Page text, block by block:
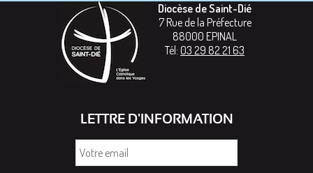
Diocèse de Saint-Dié
7 Rue de la Préfecture
88000 EPINAL
Tél: 03 29 82 21 63
LETTRE D'INFORMATION